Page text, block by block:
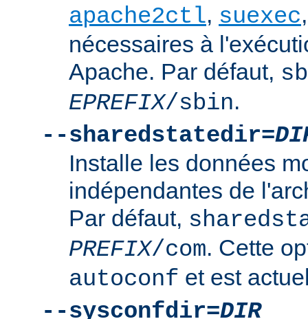
apache2ctl, suexec
nécessaires à
Apache. Par défaut,
EPREFIX/sbin.
--sharedstatedir=
Installe les données
indépendantes de
Par défaut,
PREFIX/com. Cette
autoconf et est
--sysconfdir=DIR